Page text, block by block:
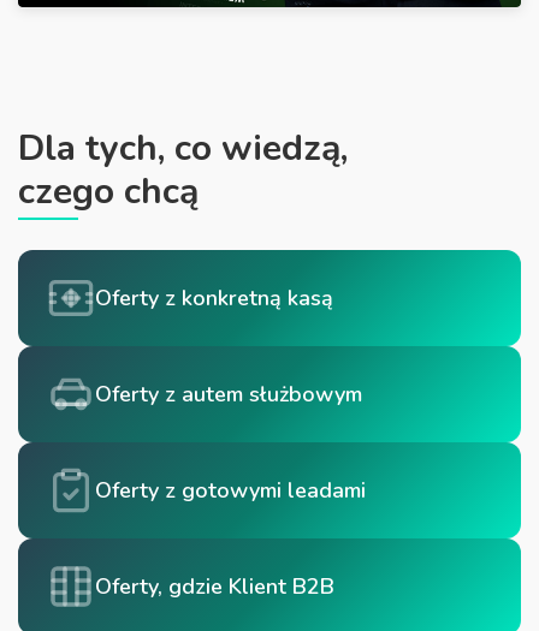
Dla tych, co wiedzą,
czego chcą
Oferty z konkretną kasą
Oferty z autem służbowym
Oferty z gotowymi leadami
Oferty, gdzie Klient B2B